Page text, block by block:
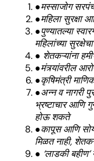
●मस्साजोग
●महिला सुरक्षा
●पुण्यातल्या
महिलांच्या
● शेतकऱ्यांना
●मंत्र्यांवरील
●कृषिमंत्री
●अन्न व नागरी
भ्रष्टाचार आणि
होऊ शकते
●कापूस आणि
मिळत नाही,
● ‘लाडकी